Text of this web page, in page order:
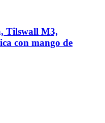
Tilswall M3,
con mango de